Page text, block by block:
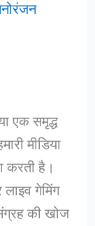
एक समृद्ध
मीडिया
करती है।
गेमिंग
की खोज